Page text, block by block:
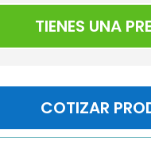
TIENES UNA
COTIZAR